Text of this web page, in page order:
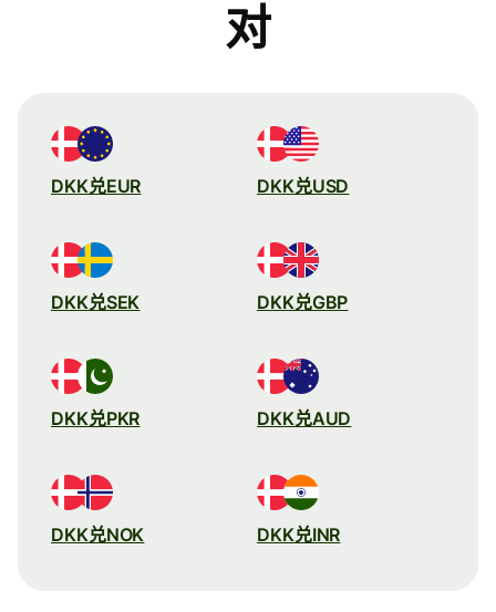
对
DKK兑EUR DKK兑USD
DKK兑SEK DKK兑GBP
DKK兑PKR DKK兑AUD
DKK兑NOK DKK兑INR